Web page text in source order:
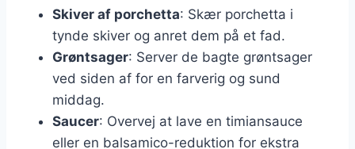
Skiver af porchetta: Skær porchetta i
tynde skiver og anret dem på et fad.
Grøntsager: Server de bagte grøntsager
ved siden af for en farverig og sund
middag.
Saucer: Overvej at lave en timiansauce
eller en balsamico-reduktion for ekstra